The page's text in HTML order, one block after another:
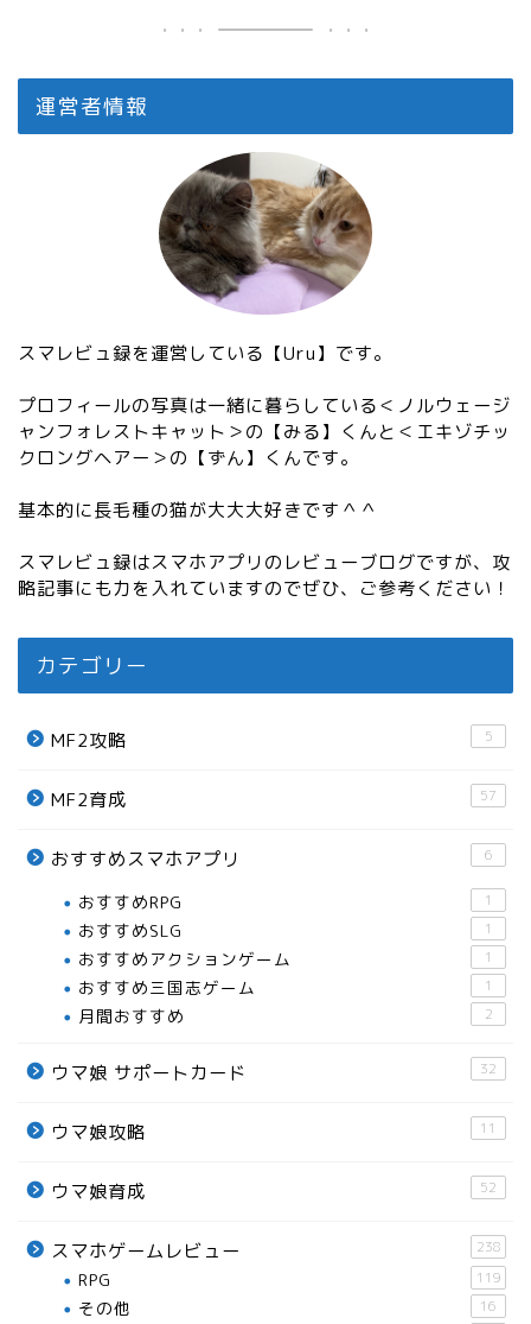
運営者情報
スマレビュ録を運営している【Uru】です。
プロフィールの写真は一緒に暮らしている＜ノルウェージ
ャンフォレストキャット＞の【みる】くんと＜エキゾチッ
クロングヘアー＞の【ずん】くんです。
基本的に長毛種の猫が大大大好きです＾＾
スマレビュ録はスマホアプリのレビューブログですが、攻
略記事にも力を入れていますのでぜひ、ご参考ください！
カテゴリー
MF2攻略 5
MF2育成 57
おすすめスマホアプリ 6
おすすめRPG 1
おすすめSLG 1
おすすめアクションゲーム 1
おすすめ三国志ゲーム 1
月間おすすめ 2
ウマ娘 サポートカード 32
ウマ娘攻略 11
ウマ娘育成 52
スマホゲームレビュー 238
RPG 119
その他 16